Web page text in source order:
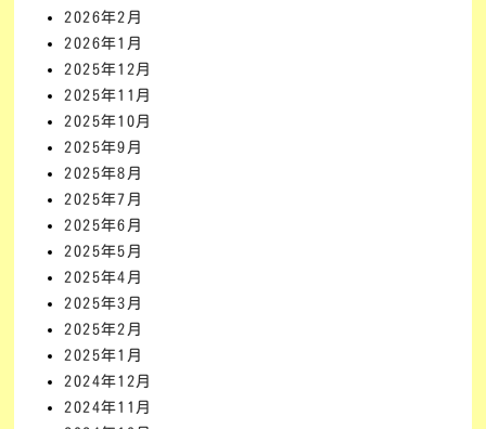
2026年2月
2026年1月
2025年12月
2025年11月
2025年10月
2025年9月
2025年8月
2025年7月
2025年6月
2025年5月
2025年4月
2025年3月
2025年2月
2025年1月
2024年12月
2024年11月